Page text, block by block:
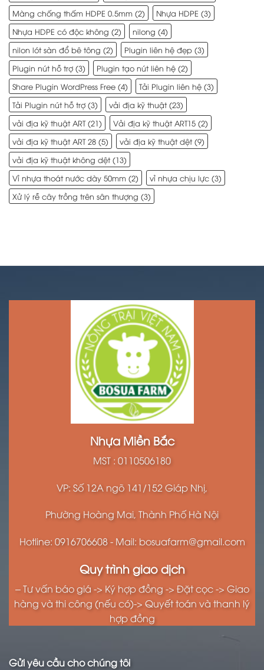
Màng chống thấm HDPE 0.5mm (2) Nhựa HDPE (3)
Nhựa HDPE có độc không (2) nilong (4)
nilon lót sàn đổ bê tông (2) Plugin liên hệ đẹp (3)
Plugin nút hỗ trợ (3) Plugin tạo nút liên hệ (2)
Share Plugin WordPress Free (4) Tải Plugin liên hệ (3)
Tải Plugin nút hỗ trợ (3) vải địa kỹ thuật(23)
vải địa kỹ thuật ART(21) Vải địa kỹ thuật ART15 (2)
vải địa kỹ thuật ART 28 (5) vải địa kỹ thuật dệt(9)
vải địa kỹ thuật không dệt(13)
Vỉ nhựa thoát nước dày 50mm (2) vỉ nhựa chịu lực (3)
Xử lý rễ cây trồng trên sân thượng (3)
Nhựa Miền Bắc
MST : 0110506180
VP: Số 12A ngõ 141/152 Giáp Nhị,
Phường Hoàng Mai, Thành Phố Hà Nội
Hotline: 0916706608 - Mail: bosuafarm@gmail.com
Quy trình giao dịch
– Tư vấn báo giá -> Ký hợp đồng -> Đặt cọc -> Giao
hàng và thi công (nếu có)-> Quyết toán và thanh lý
hợp đồng
Gửi yêu cầu cho chúng tôi